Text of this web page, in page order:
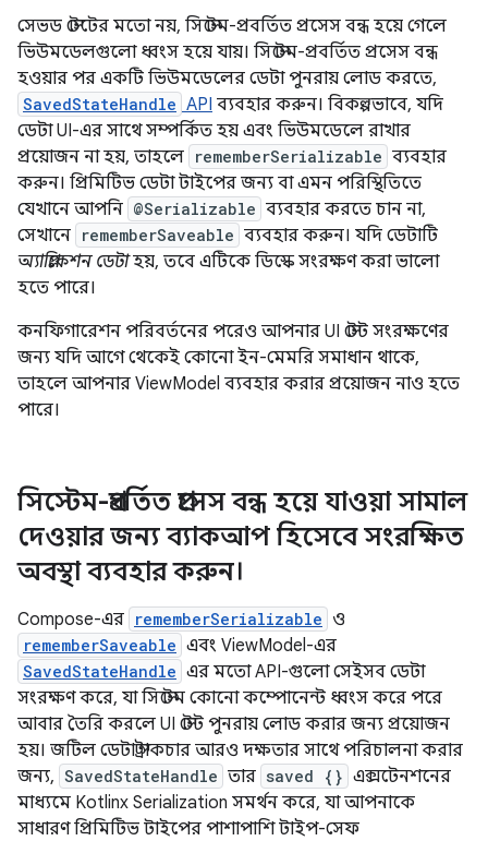
সেভড স্টেটের মতো নয়, সিস্টেম-প্রবর্তিত প্রসেস বন্ধ হয়ে গেলে
ভিউমডেলগুলো ধ্বংস হয়ে যায়। সিস্টেম-প্রবর্তিত প্রসেস বন্ধ
হওয়ার পর একটি ভিউমডেলের ডেটা পুনরায় লোড করতে,
SavedStateHandle API ব্যবহার করুন। বিকল্পভাবে, যদি
ডেটা UI-এর সাথে সম্পর্কিত হয় এবং ভিউমডেলে রাখার
প্রয়োজন না হয়, তাহলে rememberSerializable ব্যবহার
করুন। প্রিমিটিভ ডেটা টাইপের জন্য বা এমন পরিস্থিতিতে
যেখানে আপনি @Serializable ব্যবহার করতে চান না,
সেখানে rememberSaveable ব্যবহার করুন। যদি ডেটাটি
অ্যাপ্লিকেশন ডেটাহয়, তবে এটিকে ডিস্কে সংরক্ষণ করা ভালো
হতে পারে।
কনফিগারেশন পরিবর্তনের পরেও আপনার UI স্টেট সংরক্ষণের
জন্য যদি আগে থেকেই কোনো ইন-মেমরি সমাধান থাকে,
তাহলে আপনার ViewModel ব্যবহার করার প্রয়োজন নাও হতে
পারে।
সিস্টেম-প্রবর্তিত প্রসেস বন্ধ হয়ে যাওয়া সামাল
দেওয়ার জন্য ব্যাকআপ হিসেবে সংরক্ষিত
অবস্থা ব্যবহার করুন।
Compose-এর rememberSerializable ও
rememberSaveable এবং ViewModel-এর
SavedStateHandle এর মতো API-গুলো সেইসব ডেটা
সংরক্ষণ করে, যা সিস্টেম কোনো কম্পোনেন্ট ধ্বংস করে পরে
আবার তৈরি করলে UI স্টেট পুনরায় লোড করার জন্য প্রয়োজন
হয়। জটিল ডেটা স্ট্রাকচার আরও দক্ষতার সাথে পরিচালনা করার
জন্য, SavedStateHandle তার saved {} এক্সটেনশনের
মাধ্যমে Kotlinx Serialization সমর্থন করে, যা আপনাকে
সাধারণ প্রিমিটিভ টাইপের পাশাপাশি টাইপ-সেফ